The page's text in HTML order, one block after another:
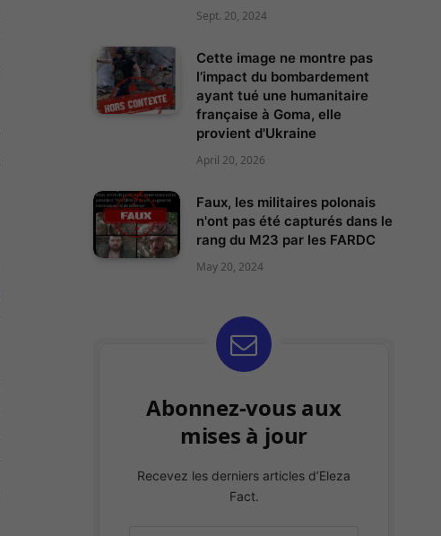
Sept. 20, 2024
Cette image ne montre pas
l’impact du bombardement
ayant tué une humanitaire
française à Goma, elle
provient d'Ukraine
April 20, 2026
Faux, les militaires polonais
n'ont pas été capturés dans le
rang du M23 par les FARDC
May 20, 2024
Abonnez-vous aux
mises à jour
Recevez les derniers articles d’Eleza
Fact.